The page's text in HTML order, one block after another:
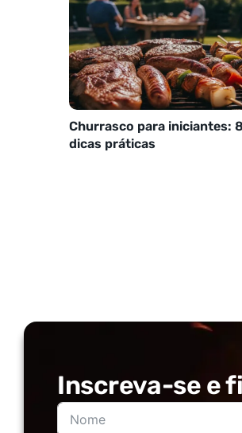
Churrasco para iniciantes: 8
dicas práticas
Inscreva-se e